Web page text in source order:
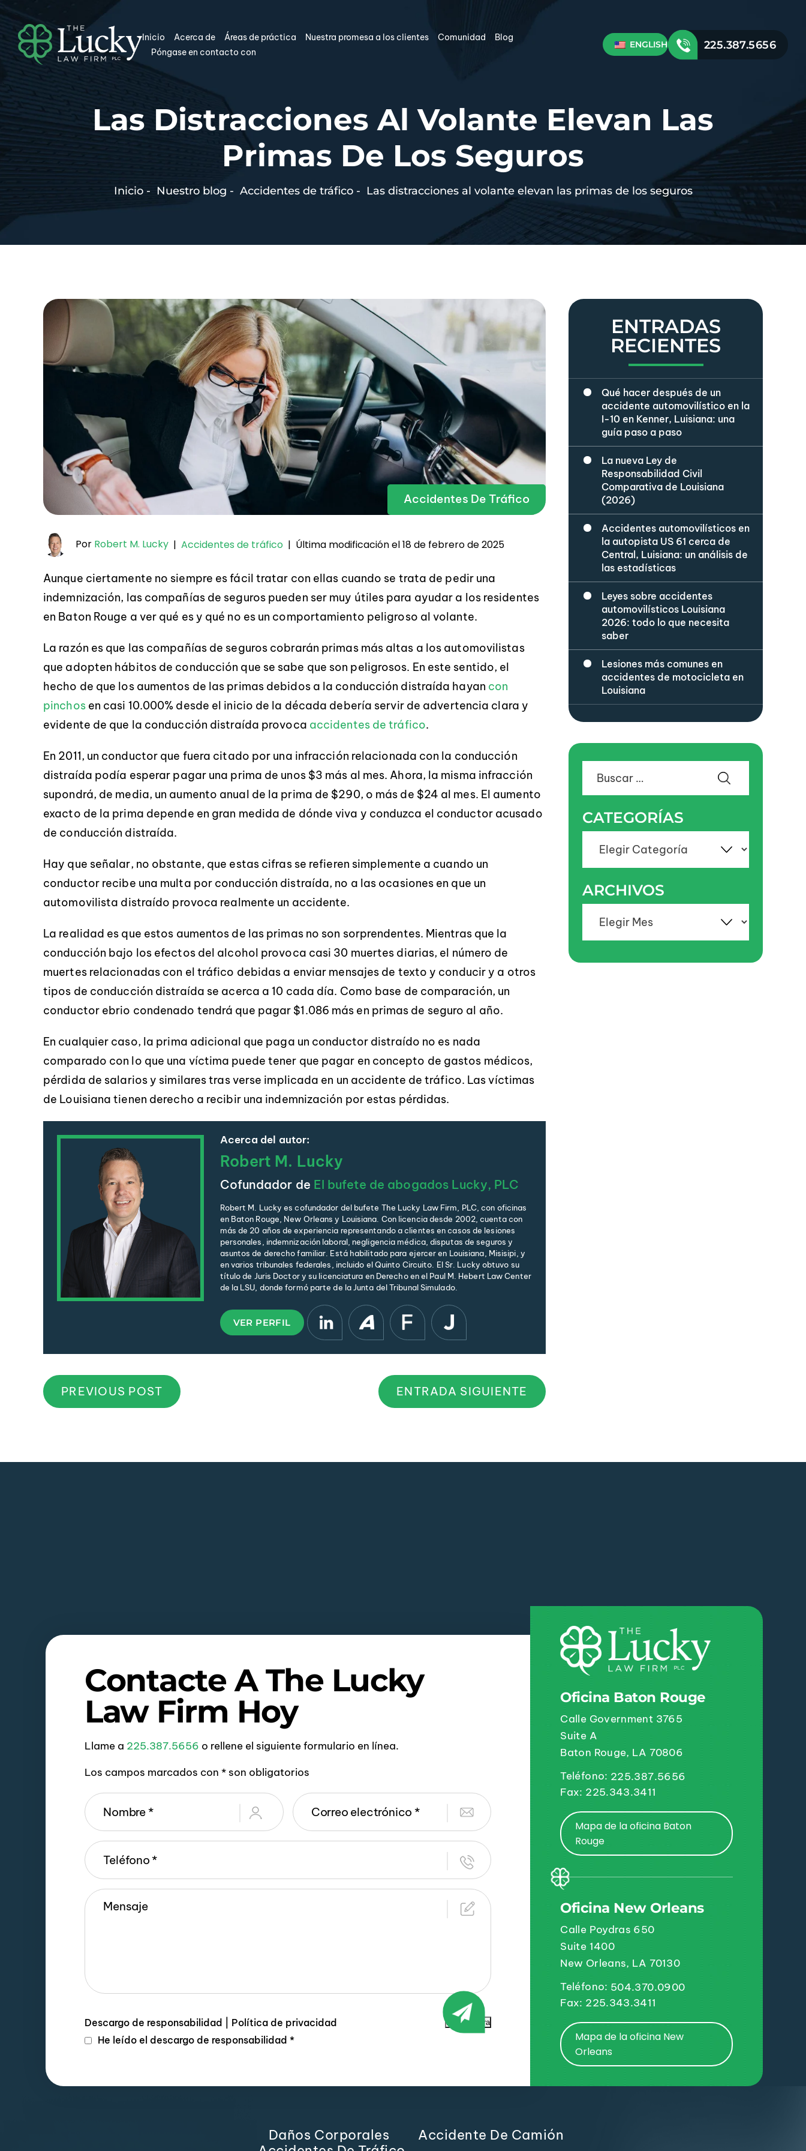
Inicio Acerca de Áreas de práctica Nuestra promesa a los clientes Comunidad
Blog
Póngase en contacto con
ENGLISH 225.387.5656
Las Distracciones Al Volante Elevan Las
Primas De Los Seguros
Inicio- Nuestro blog - Accidentes de tráfico- Las distracciones al volante elevan las primas de los seguros
Accidentes De Tráfico
Por Robert M. Lucky | Accidentes de tráfico | Última modificación el 18 de febrero de 2025
Aunque ciertamente no siempre es fácil tratar con ellas cuando se trata de pedir una
indemnización, las compañías de seguros pueden ser muy útiles para ayudar a los residentes
en Baton Rouge a ver qué es y qué no es un comportamiento peligroso al volante.
La razón es que las compañías de seguros cobrarán primas más altas a los automovilistas
que adopten hábitos de conducción que se sabe que son peligrosos. En este sentido, el
hecho de que los aumentos de las primas debidos a la conducción distraída hayan con
pinchosen casi 10.000% desde el inicio de la década debería servir de advertencia clara y
evidente de que la conducción distraída provoca accidentes de tráfico.
En 2011, un conductor que fuera citado por una infracción relacionada con la conducción
distraída podía esperar pagar una prima de unos $3 más al mes. Ahora, la misma infracción
supondrá, de media, un aumento anual de la prima de $290, o más de $24 al mes. El aumento
exacto de la prima depende en gran medida de dónde viva y conduzca el conductor acusado
de conducción distraída.
Hay que señalar, no obstante, que estas cifras se refieren simplemente a cuando un
conductor recibe una multa por conducción distraída, no a las ocasiones en que un
automovilista distraído provoca realmente un accidente.
La realidad es que estos aumentos de las primas no son sorprendentes. Mientras que la
conducción bajo los efectos del alcohol provoca casi 30 muertes diarias, el número de
muertes relacionadas con el tráfico debidas a enviar mensajes de texto y conducir y a otros
tipos de conducción distraída se acerca a 10 cada día. Como base de comparación, un
conductor ebrio condenado tendrá que pagar $1.086 más en primas de seguro al año.
En cualquier caso, la prima adicional que paga un conductor distraído no es nada
comparado con lo que una víctima puede tener que pagar en concepto de gastos médicos,
pérdida de salarios y similares tras verse implicada en un accidente de tráfico. Las víctimas
de Louisiana tienen derecho a recibir una indemnización por estas pérdidas.
Acerca del autor:
Robert M. Lucky
Cofundador de El bufete de abogados Lucky, PLC
Robert M. Lucky es cofundador del bufete The Lucky Law Firm, PLC, con oficinas
en Baton Rouge, New Orleans y Louisiana. Con licencia desde 2002, cuenta con
más de 20 años de experiencia representando a clientes en casos de lesiones
personales, indemnización laboral, negligencia médica, disputas de seguros y
asuntos de derecho familiar. Está habilitado para ejercer en Louisiana, Misisipi, y
en varios tribunales federales, incluido el Quinto Circuito. El Sr. Lucky obtuvo su
título de Juris Doctor y su licenciatura en Derecho en el Paul M. Hebert Law Center
de la LSU, donde formó parte de la Junta del Tribunal Simulado.
VER PERFIL
PREVIOUS POST ENTRADA SIGUIENTE
ENTRADAS
RECIENTES
Qué hacer después de un
accidente automovilístico en la
I-10 en Kenner, Luisiana: una
guía paso a paso
La nueva Ley de
Responsabilidad Civil
Comparativa de Louisiana
(2026)
Accidentes automovilísticos en
la autopista US 61 cerca de
Central, Luisiana: un análisis de
las estadísticas
Leyes sobre accidentes
automovilísticos Louisiana
2026: todo lo que necesita
saber
Lesiones más comunes en
accidentes de motocicleta en
Louisiana
CATEGORÍAS
ARCHIVOS
Contacte A The Lucky
Law Firm Hoy
Llame a 225.387.5656 o rellene el siguiente formulario en línea.
Los campos marcados con * son obligatorios
Descargo de responsabilidad
Política de privacidad
He leído el descargo de responsabilidad*
Enviar ahora
Oficina Baton Rouge
Calle Government 3765
Suite A
Baton Rouge, LA 70806
Teléfono: 225.387.5656
Fax: 225.343.3411
Mapa de la oficina Baton
Rouge
Oficina New Orleans
Calle Poydras 650
Suite 1400
New Orleans, LA 70130
Teléfono: 504.370.0900
Fax: 225.343.3411
Mapa de la oficina New
Orleans
Daños Corporales
Accidente De Camión